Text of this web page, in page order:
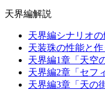
天界編解説
天界編シナリオ
天装珠の性能と
天界編1章「天空
天界編2章「セフ
天界編3章「天の